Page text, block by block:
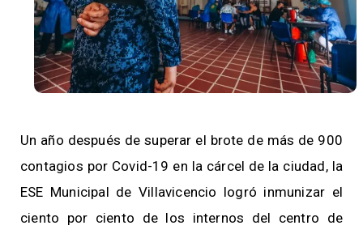
Un año después de superar el brote de más de 900
contagios por Covid-19 en la cárcel de la ciudad, la
ESE Municipal de Villavicencio logró inmunizar el
ciento por ciento de los internos del centro de